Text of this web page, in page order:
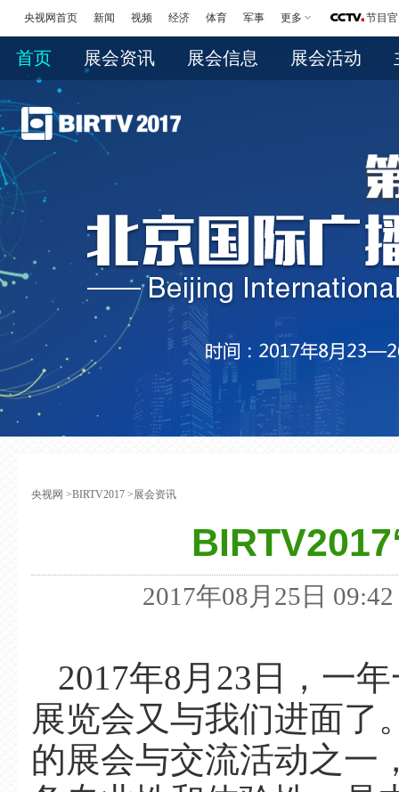
央视网首页 新闻 视频 经济 体育 军事 更多 节目
首页 展会资讯 展会信息 展会活动
央视网 >BIRTV2017 >展会资讯
2017年08月25日
2017年8月23日，一
展览会又与我们进面了
的展会与交流活动之一